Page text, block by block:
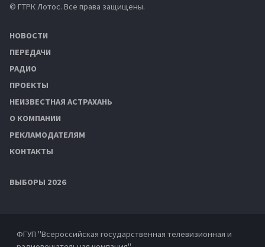
© ГТРК Лотос. Все права защищены.
НОВОСТИ
ПЕРЕДАЧИ
РАДИО
ПРОЕКТЫ
НЕИЗВЕСТНАЯ АСТРАХАНЬ
О КОМПАНИИ
РЕКЛАМОДАТЕЛЯМ
КОНТАКТЫ
ВЫБОРЫ 2026
ФГУП "Всероссийская государственная телевизионная и